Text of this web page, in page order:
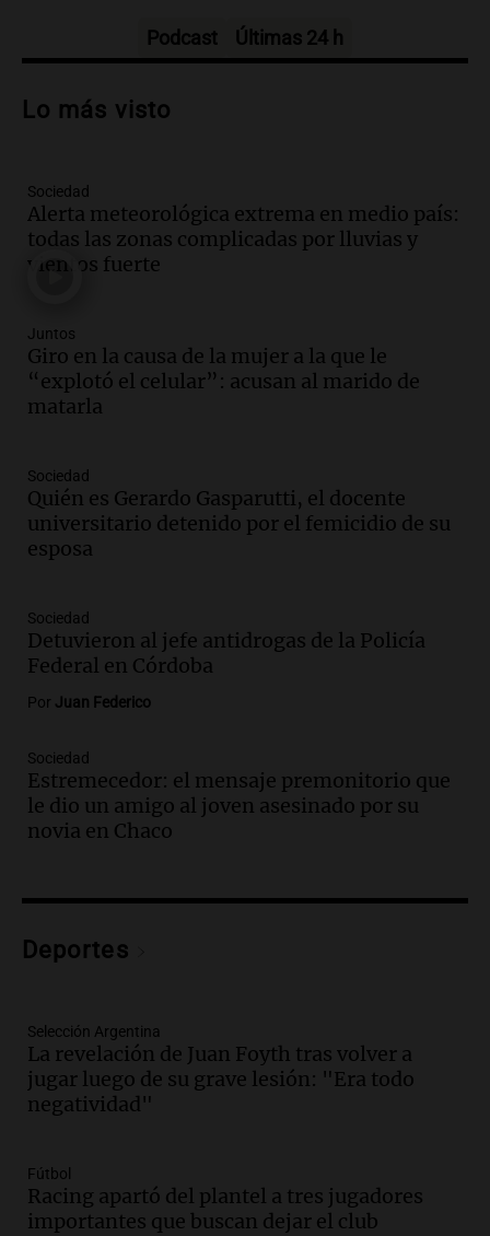
Audio.El 79% de empleados se
a represalias laborales
Audio.
conmovedora historia de "El Duende" y
su hija violinista
La Mesa de Café
Audio.
Córdoba homenajeó a León XIV con una
pizza esculpida con su rostro
Radioinforme 3
Estudio Urbano: recorrerá los barrios de
Córdoba
Juntos
Episodios
coberturas y presentó un nuevo estudio
urbano móvil
Juntos
familiares mantienen vivo el reclamo de
memoria y justicia
Noticias Rosario
Episodios
"Buscamos evitar que dirija delitos"
Episodios
capítulo de tierras hoy a las 14 horas
Noticias
Episodios
Audio.Asesinan a influencer mexicano
vivo en Culiacán, Sinaloa
Panorama Federal
Episodios
Podcast Últimas 24 h
Lo más visto
Sociedad
Alerta meteorológica extrema en medio país:
todas las zonas complicadas por lluvias y
vientos fuerte
Juntos
Giro en la causa de la mujer a la que le
“explotó el celular”: acusan al marido de
matarla
Sociedad
Quién es Gerardo Gasparutti, el docente
universitario detenido por el femicidio de su
esposa
Sociedad
Detuvieron al jefe antidrogas de la Policía
Federal en Córdoba
Por Juan Federico
Sociedad
Estremecedor: el mensaje premonitorio que
le dio un amigo al joven asesinado por su
novia en Chaco
Deportes
Selección Argentina
La revelación de Juan Foyth tras volver a
jugar luego de su grave lesión: "Era todo
negatividad"
Fútbol
Racing apartó del plantel a tres jugadores
importantes que buscan dejar el club